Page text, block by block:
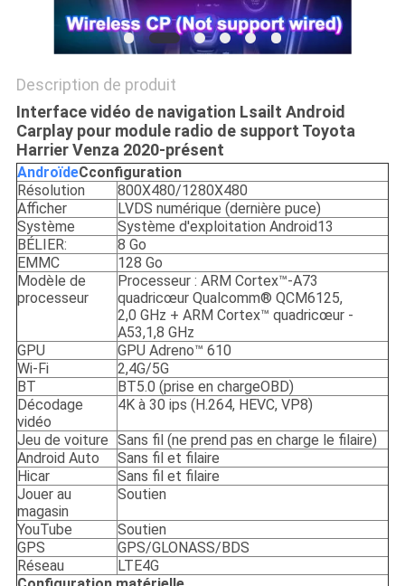
Description de produit
Interface vidéo de navigation Lsailt Android
Carplay pour module radio de support Toyota
Harrier Venza 2020-présent
AndroïdeCconfiguration
Résolution
800X480/1280X480
Afficher
LVDS numérique (dernière puce)
Système
Système d'exploitation Android13
BÉLIER:
8 Go
EMMC
128 Go
Modèle de
processeur
Processeur : ARM Cortex™-A73
quadricœur Qualcomm® QCM6125,
2,0 GHz + ARM Cortex™ quadricœur -
A53,1,8 GHz
GPU
GPU Adreno™ 610
Wi-Fi
2,4G/5G
BT
BT5.0 (prise en chargeOBD)
Décodage
vidéo
4K à 30 ips (H.264, HEVC, VP8)
Jeu de voiture Sans fil (ne prend pas en charge le filaire)
Android Auto
Sans fil et filaire
Hicar
Sans fil et filaire
Jouer au
magasin
Soutien
YouTube
Soutien
GPS
GPS/GLONASS/BDS
Réseau
LTE4G